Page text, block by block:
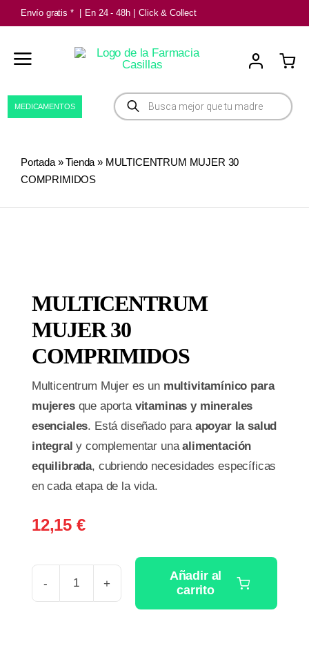
Saltar
al
contenido
Envío gratis * En 24 - 48h Click & Collect
Búsqueda
de
productos
MEDICAMENTOS
Portada»Tienda » MULTICENTRUM MUJER 30
COMPRIMIDOS
MULTICENTRUM
MUJER 30
COMPRIMIDOS
Multicentrum Mujer es un multivitamínico para
mujeresque aporta vitaminas y minerales
esenciales. Está diseñado para apoyar la salud
integral y complementar unaalimentación
equilibrada, cubriendo necesidades específicas
en cada etapa de la vida.
12,15 €
Añadir al
carrito